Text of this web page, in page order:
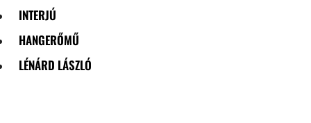
INTERJÚ
HANGERŐMŰ
LÉNÁRD LÁSZLÓ